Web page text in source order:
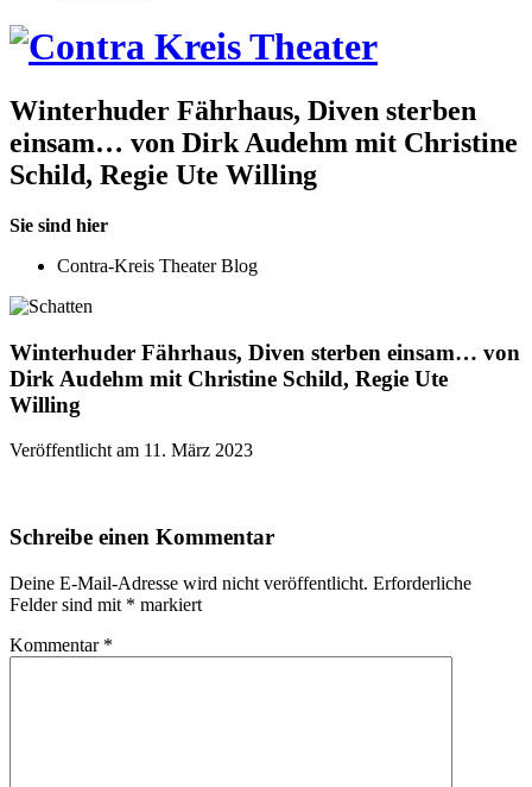
Winterhuder Fährhaus, Diven sterben
einsam… von Dirk Audehm mit Christine
Schild, Regie Ute Willing
Sie sind hier
Contra-Kreis Theater Blog
Winterhuder Fährhaus, Diven sterben einsam… von
Dirk Audehm mit Christine Schild, Regie Ute
Willing
Veröffentlicht am 11. März 2023
Schreibe einen Kommentar
Deine E-Mail-Adresse wird nicht veröffentlicht. Erforderliche
Felder sind mit * markiert
Kommentar *